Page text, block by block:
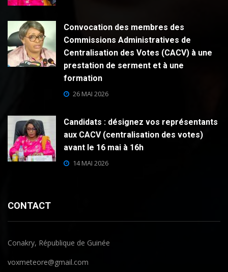
Convocation des membres des
Commissions Administratives de
Centralisation des Votes (CACV) à une
prestation de serment et à une
formation
26 MAI 2026
Candidats : désignez vos représentants
aux CACV (centralisation des votes)
avant le 16 mai à 16h
14 MAI 2026
CONTACT
Conakry, République de Guinée
voxmeteore@gmail.com